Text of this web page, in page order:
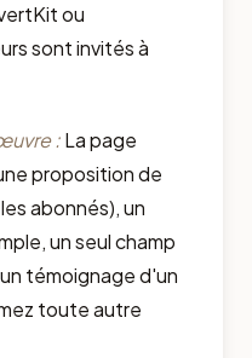
ou
sont invités à
:La page
proposition de
abonnés), un
un seul champ
témoignage d'un
toute autre